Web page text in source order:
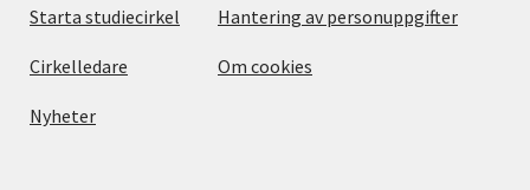
Starta studiecirkel
Cirkelledare
Nyheter
Hantering av personuppgifter
Om cookies